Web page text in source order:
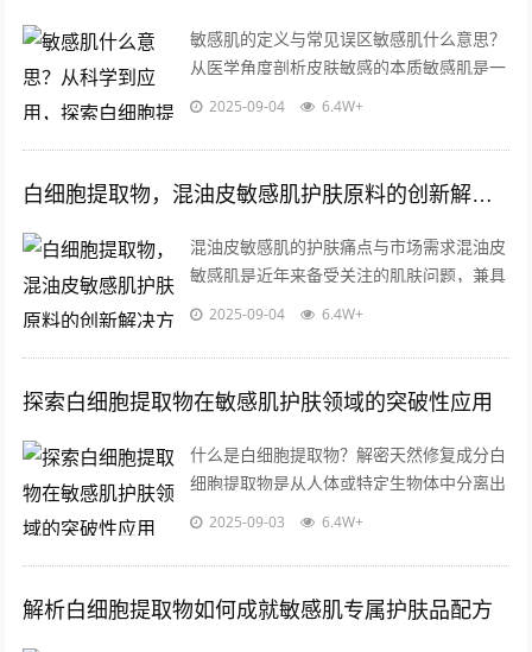
敏感肌的定义与常见误区敏感肌什么意思？
从医学角度剖析皮肤敏感的本质敏感肌是一
种皮肤屏障功能受损、对外界刺激反应过度
2025-09-04 6.4W+
白细胞提取物，混油皮敏感肌护肤原料的创新解决方案
混油皮敏感肌的护肤痛点与市场需求混油皮
敏感肌是近年来备受关注的肌肤问题，兼具
油性肌肤的油脂分泌旺盛与敏感肌的屏障脆
2025-09-04 6.4W+
探索白细胞提取物在敏感肌护肤领域的突破性应用
什么是白细胞提取物？解密天然修复成分白
细胞提取物是从人体或特定生物体中分离出
的功能性成分,其核心价值来源于白细胞天
2025-09-03 6.4W+
解析白细胞提取物如何成就敏感肌专属护肤品配方